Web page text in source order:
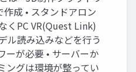
作成 • スタンドアロン
くPC VR(Quest Link)
ル読み込みなどを行う
ーが必要 • サーバーか
ングは環境が整ってい